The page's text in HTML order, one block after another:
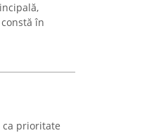
în
ca prioritate